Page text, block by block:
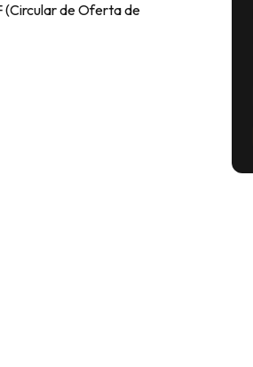
(Circular de Oferta de